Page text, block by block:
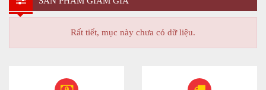
Rất tiết, mục này chưa có dữ liệu.